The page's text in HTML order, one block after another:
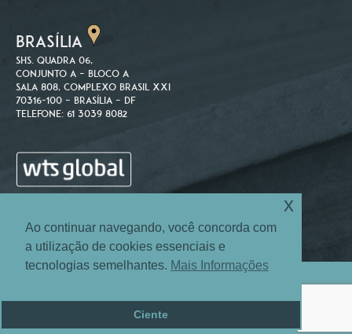
BRASÍLIA
SHS. Quadra 06,
Conjunto A – Bloco A
Sala 808, Complexo Brasil XXI
70316-100 – Brasília – DF
Telefone: 61 3039 8082
© 2004-2026 Machado Associados Advogados e Consultores.
Ao continuar navegando, você concorda com
a utilização de cookies essenciais e
tecnologias semelhantes. Mais Informações
Ciente
x